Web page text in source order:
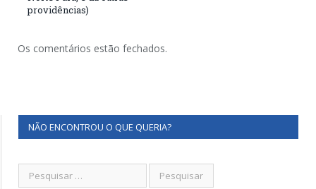
providências)
Os comentários estão fechados.
NÃO ENCONTROU O QUE QUERIA?